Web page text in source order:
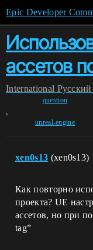
Epic Developer
ассетов
International
question
,
unreal-engine
xen0s13 (xen0s13)
Как повторно
проекта? UE
ассетов, но при
tag”